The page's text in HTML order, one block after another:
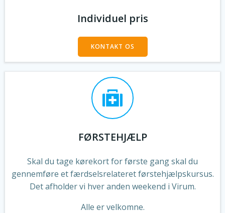
Individuel pris
KONTAKT OS
FØRSTEHJÆLP
Skal du tage kørekort for første gang skal du
gennemføre et færdselsrelateret førstehjælpskursus.
Det afholder vi hver anden weekend i Virum.
Alle er velkomne.